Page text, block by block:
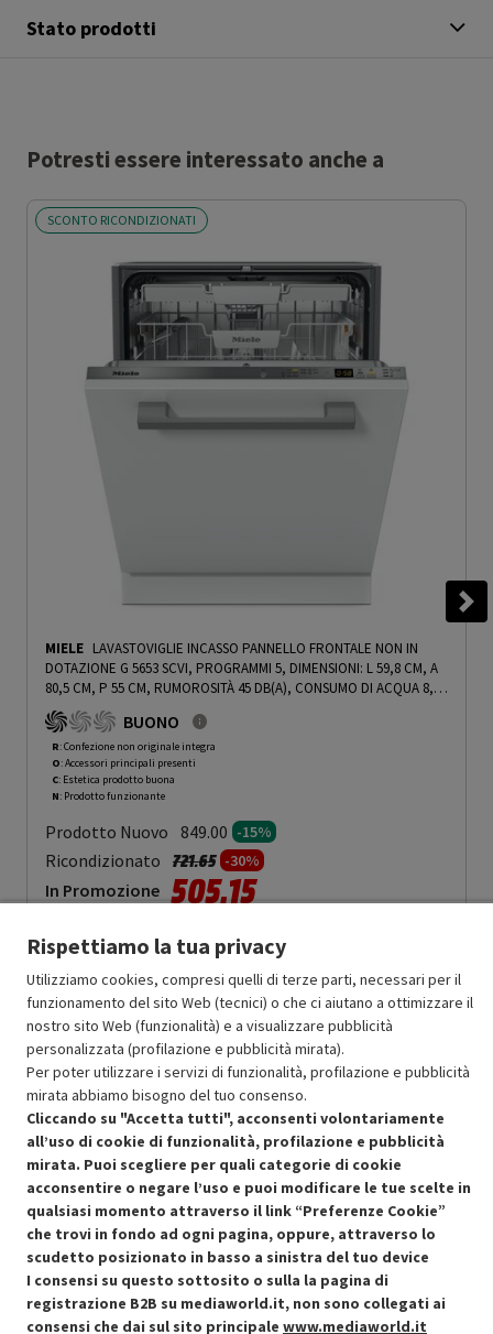
Stato prodotti
Potresti essere interessato anche a
SCONTO RICONDIZIONATI
MIELE LAVASTOVIGLIE INCASSO PANNELLO FRONTALE NON IN
DOTAZIONE G 5653 SCVI, PROGRAMMI 5, DIMENSIONI: L 59,8 CM, A
80,5 CM, P 55 CM, RUMOROSITÀ 45 DB(A), CONSUMO DI ACQUA 8,2
L, INCASSO TOTALE, CLASSE A - PRMG GRADING ROCN - 15%
PRMG GRADING ROCN - 15%
BUONO
R: Confezione non originale integra
O: Accessori principali presenti
C: Estetica prodotto buona
N: Prodotto funzionante
Prodotto Nuovo 849.00 -15%
Ricondizionato Prezzo ridotto da
721.65a-30%
In Promozione 505.15
Aggiungi al carrello
SCONTO RICONDIZIONATI
Approfitta dello sconto del 30% sul prodotto ricondizionato.
Condizioni generali di vendita
Cookie Policy
Preferenze cookie
Recedere dal contratto qui
Rispettiamo la tua privacy
Utilizziamo cookies, compresi quelli di terze parti, necessari per il
funzionamento del sito Web (tecnici) o che ci aiutano a ottimizzare il
nostro sito Web (funzionalità) e a visualizzare pubblicità
personalizzata (profilazione e pubblicità mirata).
Per poter utilizzare i servizi di funzionalità, profilazione e pubblicità
mirata abbiamo bisogno del tuo consenso.
Cliccando su "Accetta tutti", acconsenti volontariamente
all’uso di cookie di funzionalità, profilazione e pubblicità
mirata. Puoi scegliere per quali categorie di cookie
acconsentire o negare l’uso e puoi modificare le tue scelte in
qualsiasi momento attraverso il link “Preferenze Cookie”
che trovi in fondo ad ogni pagina, oppure, attraverso lo
scudetto posizionato in basso a sinistra del tuo device
I consensi su questo sottosito o sulla la pagina di
registrazione B2B su mediaworld.it, non sono collegati ai
consensi che dai sul sito principale www.mediaworld.it